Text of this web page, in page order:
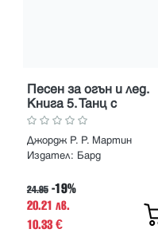
Песен за огън и лед.
Книга 5. Танц с
дракони
Джордж Р. Р. Мартин
Издател: Бард
24.95 -19%
20.21 лв.
10.33 €